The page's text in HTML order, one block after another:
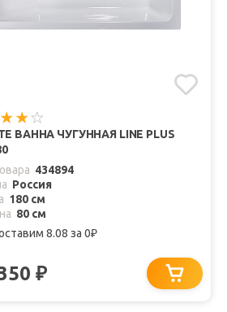
ВАННА ЧУГУННАЯ LINE PLUS
434894
Россия
180 см
80 см
8.08 за 0₽
₽